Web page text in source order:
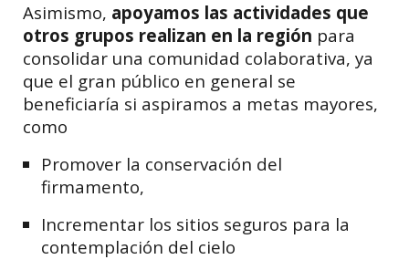
Asimismo, apoyamos las actividades que
otros grupos realizan en la región para
consolidar una comunidad colaborativa, ya
que el gran público en general se
beneficiaría si aspiramos a metas mayores,
como
Promover la conservación del
firmamento,
Incrementar los sitios seguros para la
contemplación del cielo